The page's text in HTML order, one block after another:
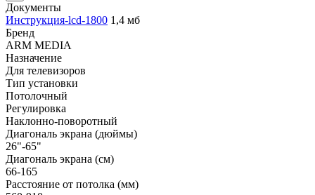
Документы
Инструкция-lcd-1800 1,4 мб
Бренд
ARM MEDIA
Назначение
Для телевизоров
Тип установки
Потолочный
Регулировка
Наклонно-поворотный
Диагональ экрана (дюймы)
26"-65"
Диагональ экрана (см)
66-165
Расстояние от потолка (мм)